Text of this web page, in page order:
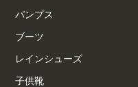
パンプス
ブーツ
レインシューズ
子供靴